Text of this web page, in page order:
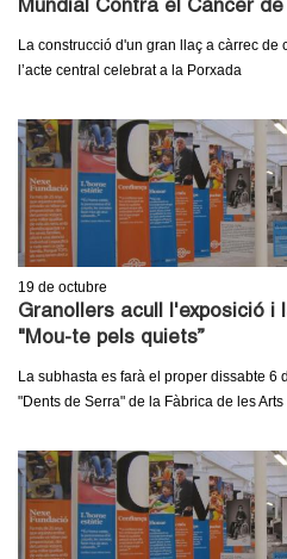
Mundial Contra el Càncer
La construcció d'un gran llaç a càrrec de
l’acte central celebrat a la Porxada
19 de octubre
Granollers acull l'exposició i
"Mou-te pels quiets”
La subhasta es farà el proper dissabte 6
"Dents de Serra" de la Fàbrica de les